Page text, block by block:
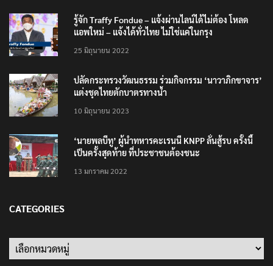
รู้จัก Traffy Fondue – แจ้งผ่านไลน์ได้ไม่ต้อง โหลด
แอพใหม่ – แจ้งได้ทั่วไทย ไม่ใช่แค่ในกรุง
25 มิถุนายน 2022
ปลัดกระทรวงวัฒนธรรม ร่วมกิจกรรม ‘นาวาภิกขาจาร’
แต่งชุดไทยตักบาตรทางน้ำ
10 มิถุนายน 2023
‘นายพลบีทู’ ผู้นำทหารคะเรนนี KNPP ลั่นสู้รบ ครั้งนี้
เป็นครั้งสุดท้าย ที่ประชาชนต้องชนะ
13 มกราคม 2022
CATEGORIES
Categories